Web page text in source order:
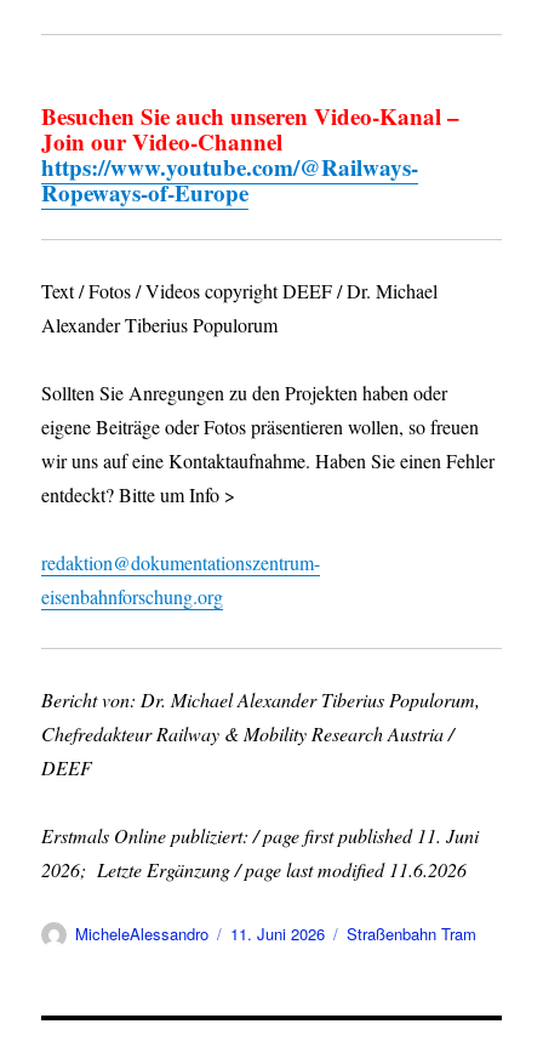
Besuchen Sie auch unseren Video-Kanal –
Join our Video-Channel
https://www.youtube.com/@Railways-
Ropeways-of-Europe
Text / Fotos / Videos copyright DEEF / Dr. Michael
Alexander Tiberius Populorum
Sollten Sie Anregungen zu den Projekten haben oder
eigene Beiträge oder Fotos präsentieren wollen, so freuen
wir uns auf eine Kontaktaufnahme. Haben Sie einen Fehler
entdeckt? Bitte um Info >
redaktion@dokumentationszentrum-
eisenbahnforschung.org
Bericht von: Dr. Michael Alexander Tiberius Populorum,
Chefredakteur Railway & Mobility Research Austria /
DEEF
Erstmals Online publiziert: / page first published 11. Juni
2026; Letzte Ergänzung / page last modified 11.6.2026
Autor
MicheleAlessandro
Veröffentlicht
11. Juni 2026 Kategorien
Straßenbahn Tram